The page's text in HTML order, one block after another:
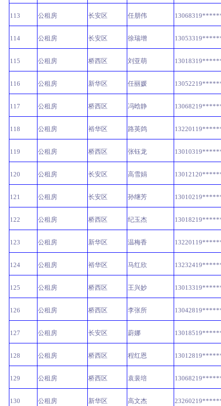
113 公租房 长安区 任朋伟
114 公租房 长安区 徐瑞增
115 公租房 桥西区 刘亚萌
116 公租房 新华区 任丽媛
117 公租房 桥西区 冯晗静
118 公租房 裕华区 路英鸽
119 公租房 桥西区 张钰龙
120 公租房 长安区 高雪娟
121 公租房 长安区 孙继芳
122 公租房 桥西区 纪玉杰
123 公租房 新华区 温梅香
124 公租房 裕华区 马红欣
125 公租房 桥西区 王兴妙
126 公租房 桥西区 李张所
127 公租房 长安区 蔚娜
128 公租房 桥西区 程红恩
129 公租房 桥西区 袁裴培
130 公租房 新华区 高文杰